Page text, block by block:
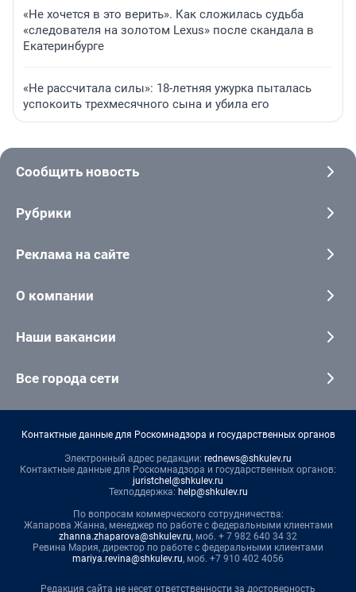
«Не хочется в это верить». Как сложилась судьба
«следователя на золотом Lexus» после скандала в
Екатеринбурге
«Не рассчитала силы»: 18-летняя ужурка пыталась
успокоить трехмесячного сына и убила его
Сообщить новость
Рубрики
Реклама на сайте
О компании
Наши вакансии
Все города сети
Контактные данные для Роскомнадзора и государственных органов
Электронный адрес редакции: rednews@shkulev.ru
Контактные данные для Роскомнадзора и государственных органов:
juristchel@shkulev.ru
Техподдержка: help@shkulev.ru
По вопросам коммерческого сотрудничества:
Жапарова Жанна, менеджер по работе с федеральными клиентами
zhanna.zhaparova@shkulev.ru, моб. + 7 982 640 34 32
Ревина Мария, директор по работе с федеральными клиентами
mariya.revina@shkulev.ru, моб. +7 910 402 4056
Редакция сайта не несет ответственности за достоверность